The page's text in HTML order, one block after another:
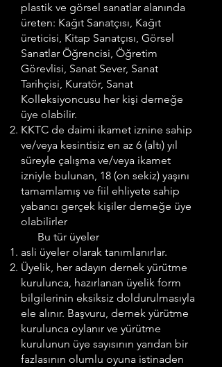
plastik ve görsel sanatlar alanında
üreten: Kağıt Sanatçısı, Kağıt
üreticisi, Kitap Sanatçısı, Görsel
Sanatlar Öğrencisi, Öğretim
Görevlisi, Sanat Sever, Sanat
Tarihçisi, Kuratör, Sanat
Kolleksiyoncusu her kişi derneğe
üye olabilir.
KKTC de daimi ikamet iznine sahip
ve/veya kesintisiz en az 6 (altı) yıl
süreyle çalışma ve/veya ikamet
izniyle bulunan, 18 (on sekiz) yaşını
tamamlamış ve fiil ehliyete sahip
yabancı gerçek kişiler derneğe üye
olabilirler
Bu tür üyeler
asli üyeler olarak tanımlanırlar.
Üyelik, her adayın dernek yürütme
kurulunca, hazırlanan üyelik form
bilgilerinin eksiksiz doldurulmasıyla
ele alınır. Başvuru, dernek yürütme
kurulunca oylanır ve yürütme
kurulunun üye sayısının yarıdan bir
fazlasının olumlu oyuna istinaden